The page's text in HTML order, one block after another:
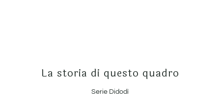
La storia di questo quadro
Serie Didodì